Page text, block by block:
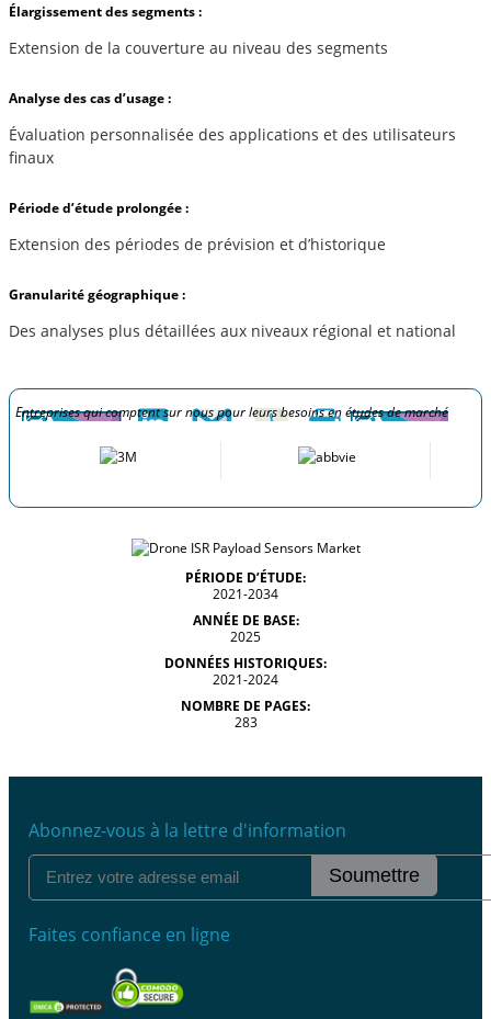
Élargissement des segments :
Extension de la couverture au niveau des segments
Analyse des cas d’usage :
Évaluation personnalisée des applications et des utilisateurs
finaux
Période d’étude prolongée :
Extension des périodes de prévision et d’historique
Granularité géographique :
Des analyses plus détaillées aux niveaux régional et national
Entreprises qui comptent sur nous pour leurs besoins en études de marché
PÉRIODE D’ÉTUDE:
2021-2034
ANNÉE DE BASE:
2025
DONNÉES HISTORIQUES:
2021-2024
NOMBRE DE PAGES:
283
Abonnez-vous à la lettre d'information
Soumettre
Faites confiance en ligne